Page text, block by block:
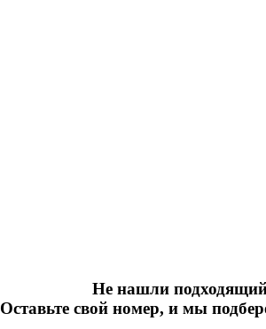
Не нашли
Оставьте свой номер, и мы